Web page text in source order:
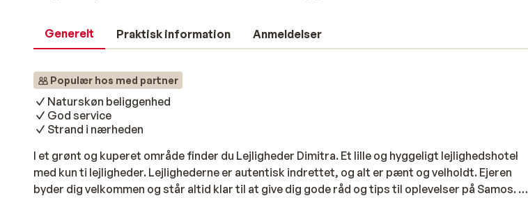
Generelt Praktisk information Anmeldelser
Populær hos med partner
Naturskøn beliggenhed
God service
Strand i nærheden
I et grønt og kuperet område finder du Lejligheder Dimitra. Et lille og hyggeligt lejlighedshotel
med kun ti lejligheder. Lejlighederne er autentisk indrettet, og alt er pænt og velholdt. Ejeren
byder dig velkommen og står altid klar til at give dig gode råd og tips til oplevelser på Samos. En